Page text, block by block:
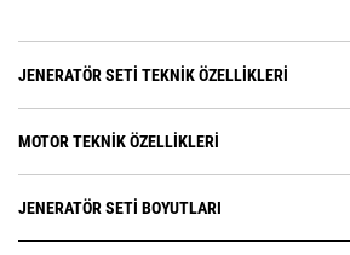
JENERATÖR SETI TEKNIK ÖZELLIKLERI
MOTOR TEKNIK ÖZELLIKLERI
JENERATÖR SETI BOYUTLARI